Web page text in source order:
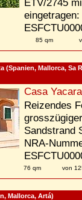
ETV/2745
eingetragen:
85 qm
(Spanien, Mallorca, Sa
Casa
Reizendes
Sandstrand
NRA-
76 qm von
Mallorca, Artá)